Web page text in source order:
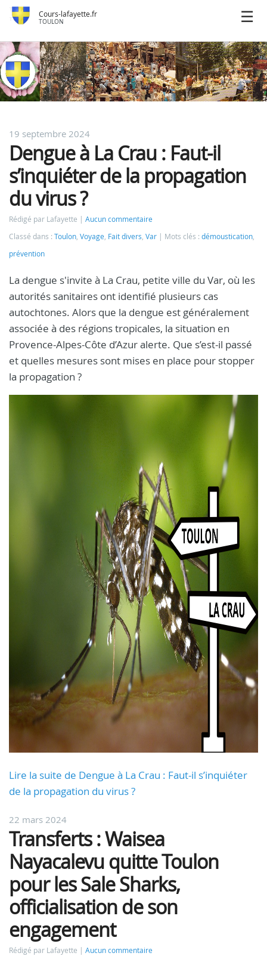
Cours-lafayette.fr
TOULON
19 septembre 2024
Dengue à La Crau : Faut-il
s’inquiéter de la propagation
du virus ?
Rédigé par Lafayette
Aucun commentaire
Classé dans : Toulon, Voyage, Fait divers, Var Mots clés : démoustication,
prévention
La dengue s'invite à La Crau, petite ville du Var, où les
autorités sanitaires ont identifié plusieurs cas
autochtones. Alors que la dengue est généralement
associée à des régions tropicales, la situation en
Provence-Alpes-Côte d’Azur alerte. Que s’est-il passé
et quelles mesures sont mises en place pour stopper
la propagation ?
Lire la suite de Dengue à La Crau : Faut-il s’inquiéter
de la propagation du virus ?
22 mars 2024
Transferts : Waisea
Nayacalevu quitte Toulon
pour les Sale Sharks,
officialisation de son
engagement
Rédigé par Lafayette
Aucun commentaire